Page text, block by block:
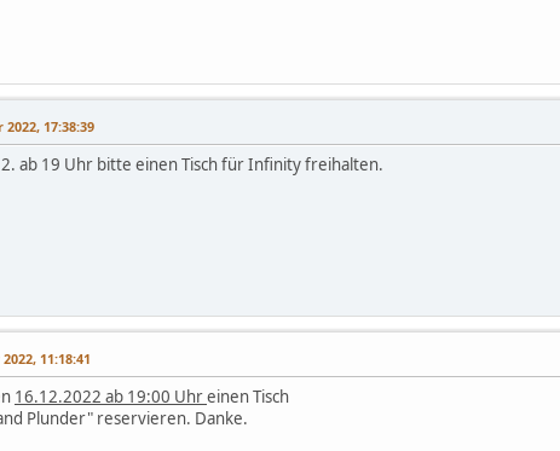
17:38:39
ab 19 Uhr bitte einen Tisch für Infinity freihalten.
11:18:41
16.12.2022 ab 19:00 Uhreinen Tisch
Plunder" reservieren. Danke.